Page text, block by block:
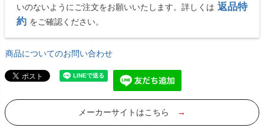
いのないようにご注文をお願いいたします。詳しくは 返品特
約 をご確認ください。
商品についてのお問い合わせ
メーカーサイトはこちら →